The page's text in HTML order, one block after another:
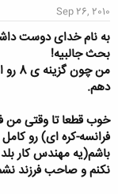
Sep 26, 2010
به نام خدای دوست
بحث جالبیه!
من
دهم.
خوب قطعا تا وقتی من
فرانسه-کره ای) رو
باشم(یه مهندس کار
نکنم و صاحب فرزند